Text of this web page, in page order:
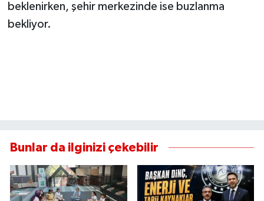
beklenirken, şehir merkezinde ise buzlanma
bekliyor.
Bunlar da ilginizi çekebilir